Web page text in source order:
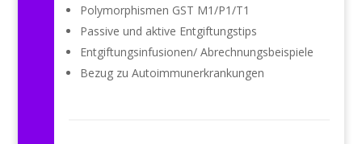
Polymorphismen GST M1/P1/T1
Passive und aktive Entgiftungstips
Entgiftungsinfusionen/ Abrechnungsbeispiele
Bezug zu Autoimmunerkrankungen